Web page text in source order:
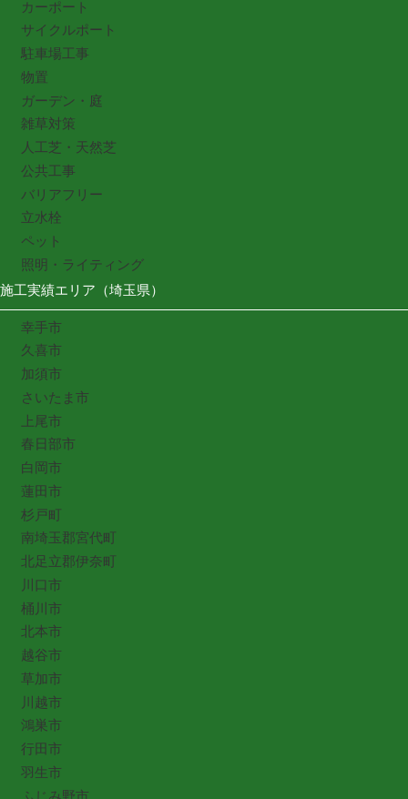
カーポート
サイクルポート
駐車場工事
物置
ガーデン・庭
雑草対策
人工芝・天然芝
公共工事
バリアフリー
立水栓
ペット
照明・ライティング
施工実績エリア（埼玉県）
幸手市
久喜市
加須市
さいたま市
上尾市
春日部市
白岡市
蓮田市
杉戸町
南埼玉郡宮代町
北足立郡伊奈町
川口市
桶川市
北本市
越谷市
草加市
川越市
鴻巣市
行田市
羽生市
ふじみ野市